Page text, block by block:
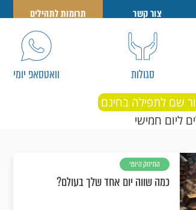
צור קשר תרומות לתהילים
סגולות וואטסאפ יומי
שם לתפילה בחינם
ליום חמישי
החיזוק היומי
כמה שווה יום אחד שלך בעולם?